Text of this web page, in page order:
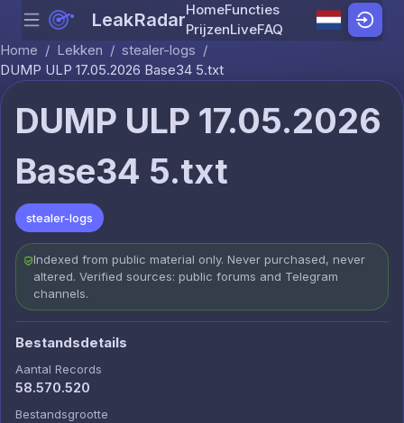
Skip to content
Menu LeakRadarHomeFuncties
PrijzenLiveFAQ
Home / Lekken / stealer-logs /
DUMP ULP 17.05.2026 Base34 5.txt
DUMP ULP 17.05.2026
Base34 5.txt
stealer-logs
Indexed from public material only. Never purchased, never
altered. Verified sources: public forums and Telegram
channels.
Bestandsdetails
Aantal Records
58.570.520
Bestandsgrootte